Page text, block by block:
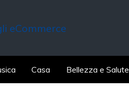
Casa Bellezza e Salute